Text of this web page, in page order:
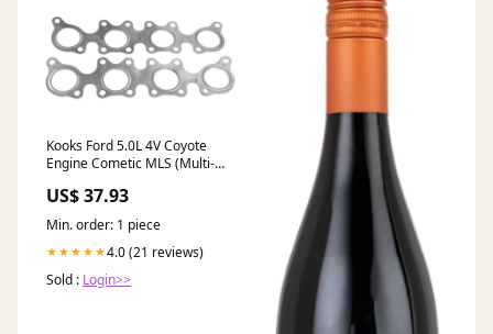
Kooks Ford 5.0L 4V Coyote
Engine Cometic MLS (Multi-
fits_2010-
2015`Chevrolet`Camaro`LS~2010-
2015`Chevrolet`Camaro`LT~2010-
2015`Chevrolet`Camaro`SS~2014-
2015`Chevrolet`Camaro`ZL1
US$ 37.93
Min. order: 1 piece
★★★★★4.0 (21 reviews)
Sold : Login>>